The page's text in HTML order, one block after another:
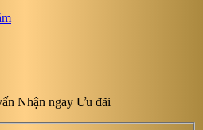
Nhận ngay Ưu đãi